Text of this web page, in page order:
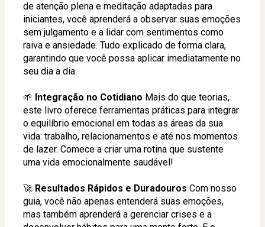
de atenção plena e meditação adaptadas para
iniciantes, você aprenderá a observar suas emoções
sem julgamento e a lidar com sentimentos como
raiva e ansiedade. Tudo explicado de forma clara,
garantindo que você possa aplicar imediatamente no
seu dia a dia.
🌱 Integração no Cotidiano Mais do que teorias,
este livro oferece ferramentas práticas para integrar
o equilíbrio emocional em todas as áreas da sua
vida: trabalho, relacionamentos e até nos momentos
de lazer. Comece a criar uma rotina que sustente
uma vida emocionalmente saudável!
🚀 Resultados Rápidos e Duradouros Com nosso
guia, você não apenas entenderá suas emoções,
mas também aprenderá a gerenciar crises e a